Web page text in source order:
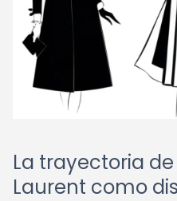
La trayectoria de
Laurent como